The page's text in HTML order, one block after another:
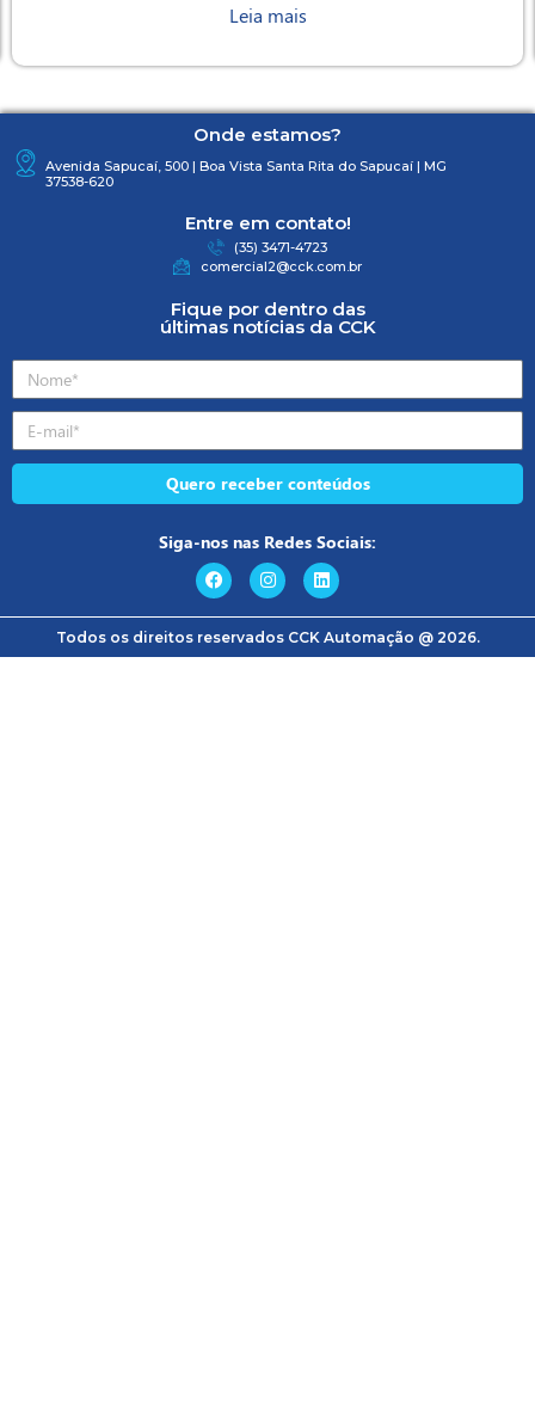
Leia mais
Onde estamos?
Avenida Sapucaí, 500 | Boa Vista Santa Rita do Sapucaí | MG
37538-620
Entre em contato!
(35) 3471-4723
comercial2@cck.com.br
Fique por dentro das
últimas notícias da CCK
Quero receber conteúdos
Siga-nos nas Redes Sociais:
Todos os direitos reservados CCK Automação @ 2026.